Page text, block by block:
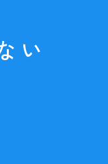
い